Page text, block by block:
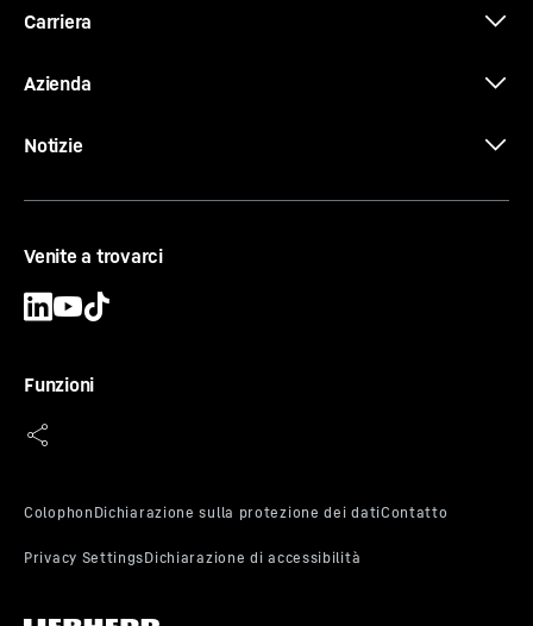
Carriera
Azienda
Notizie
Venite a trovarci
Funzioni